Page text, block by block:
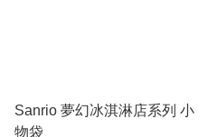
Sanrio 夢幻冰淇淋店系列 小
物袋